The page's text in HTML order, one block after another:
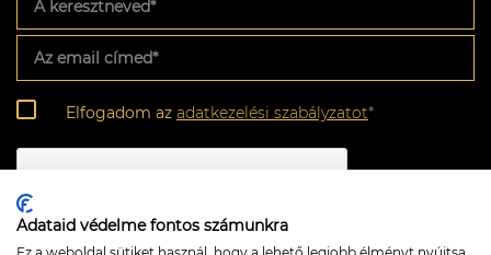
keresztneved*
email
címed*
Adatkezelési
szabályzat*
Elfogadom az adatkezelési szabályzatot*
CAPTCHA
Adataid védelme fontos számunkra